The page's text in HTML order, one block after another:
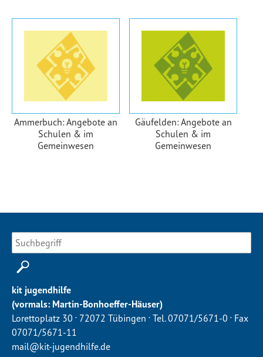
Ammerbuch: Angebote an
Schulen & im
Gemeinwesen
Gäufelden: Angebote an
Schulen & im
Gemeinwesen
kit jugendhilfe
(vormals: Martin-Bonhoeffer-Häuser)
Lorettoplatz 30 . 72072 Tübingen . Tel. 07071/5671-0 . Fax
07071/5671-11
mail@kit-jugendhilfe.de